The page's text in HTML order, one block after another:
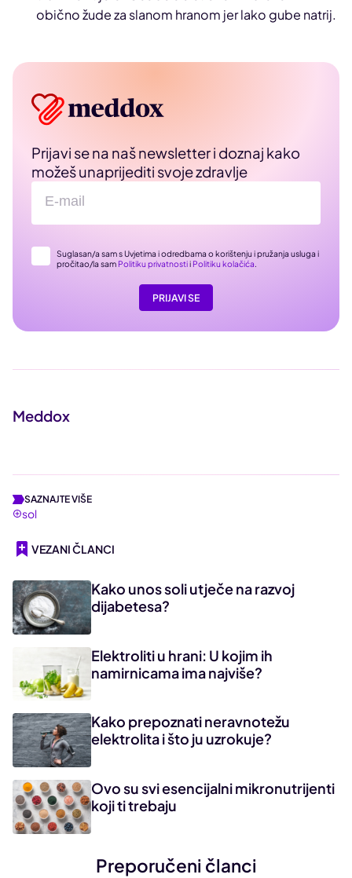
obično žude za slanom hranom jer lako gube natrij.
Prijavi se na naš newsletter i doznaj kako
možeš unaprijediti svoje zdravlje
Suglasan/a sam s Uvjetima i odredbama o korištenju i pružanja usluga i
pročitao/la sam Politiku privatnostii Politiku kolačića.
PRIJAVI SE
Meddox
SAZNAJTE VIŠE
sol
VEZANI ČLANCI
Kako unos soli utječe na razvoj
dijabetesa?
Elektroliti u hrani: U kojim ih
namirnicama ima najviše?
Kako prepoznati neravnotežu
elektrolita i što ju uzrokuje?
Ovo su svi esencijalni mikronutrijenti
koji ti trebaju
Preporučeni članci